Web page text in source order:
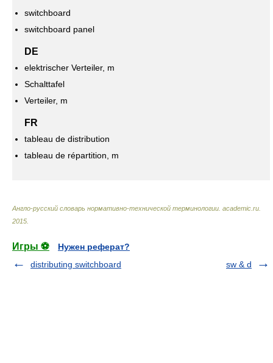
switchboard
switchboard panel
DE
elektrischer Verteiler, m
Schalttafel
Verteiler, m
FR
tableau de distribution
tableau de répartition, m
Англо-русский словарь нормативно-технической терминологии academic.ru
2015
Игры ⚽
Нужен реферат?
distributing switchboard
sw & d